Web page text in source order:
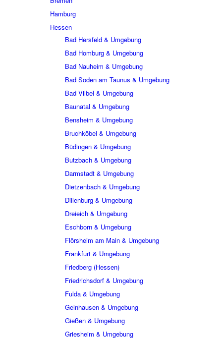
Hamburg
Hessen
Bad Hersfeld & Umgebung
Bad Homburg & Umgebung
Bad Nauheim & Umgebung
Bad Soden am Taunus & Umgebung
Bad Vilbel & Umgebung
Baunatal & Umgebung
Bensheim & Umgebung
Bruchköbel & Umgebung
Büdingen & Umgebung
Butzbach & Umgebung
Darmstadt & Umgebung
Dietzenbach & Umgebung
Dillenburg & Umgebung
Dreieich & Umgebung
Eschborn & Umgebung
Flörsheim am Main & Umgebung
Frankfurt & Umgebung
Friedberg (Hessen)
Friedrichsdorf & Umgebung
Fulda & Umgebung
Gelnhausen & Umgebung
Gießen & Umgebung
Griesheim & Umgebung